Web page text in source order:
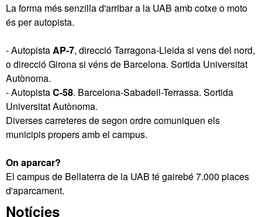
La forma més senzilla d'arribar a la UAB amb cotxe o moto
és per autopista.
- AutopistaAP-7, direcció Tarragona-Lleida si vens del nord,
o direcció Girona si véns de Barcelona. Sortida Universitat
Autònoma.
- AutopistaC-58. Barcelona-Sabadell-Terrassa. Sortida
Universitat Autònoma.
Diverses carreteres de segon ordre comuniquen els
municipis propers amb el campus.
On aparcar?
El campus de Bellaterra de la UAB té gairebé 7.000 places
d'aparcament.
Informació
Notícies